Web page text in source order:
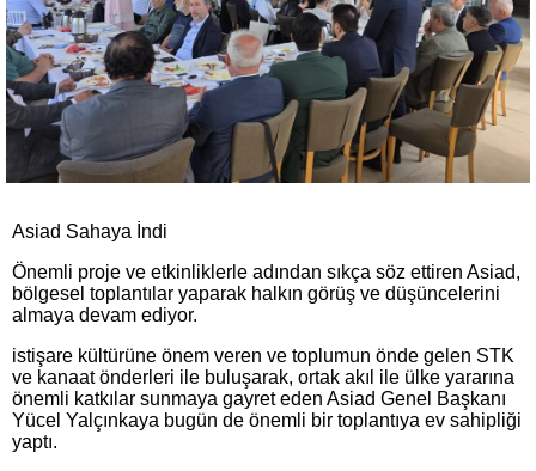
Asiad Sahaya İndi
Önemli proje ve etkinliklerle adından sıkça söz ettiren Asiad,
bölgesel toplantılar yaparak halkın görüş ve düşüncelerini
almaya devam ediyor.
istişare kültürüne önem veren ve toplumun önde gelen STK
ve kanaat önderleri ile buluşarak, ortak akıl ile ülke yararına
önemli katkılar sunmaya gayret eden Asiad Genel Başkanı
Yücel Yalçınkaya bugün de önemli bir toplantıya ev sahipliği
yaptı.